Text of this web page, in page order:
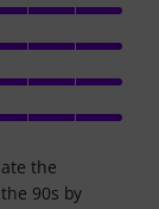
the
90s by